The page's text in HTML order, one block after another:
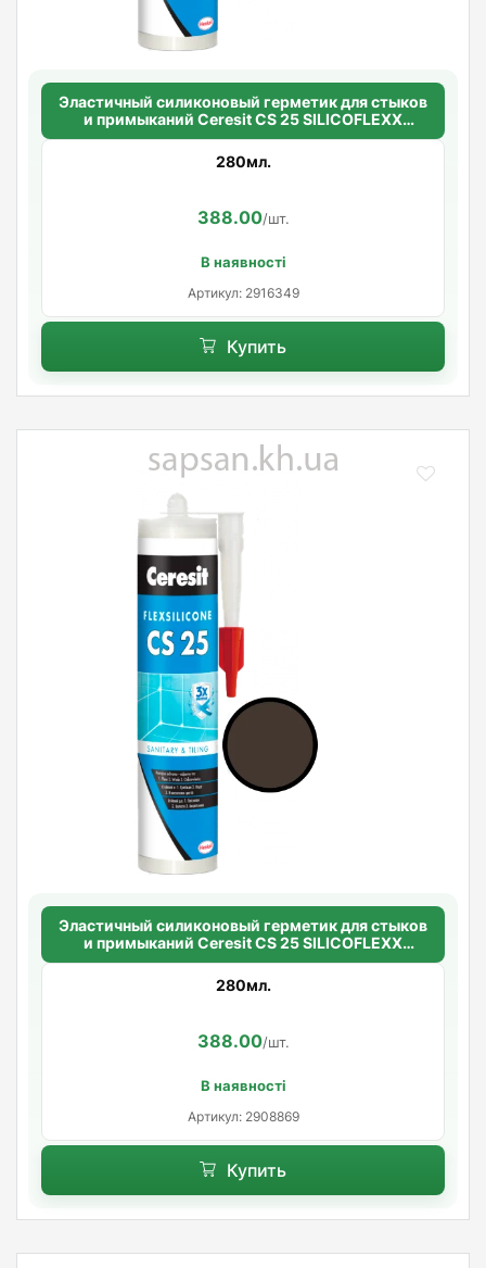
Эластичный силиконовый герметик для стыков
и примыканий Ceresit CS 25 SILICOFLEXX
(графит)
280мл.
388.00/шт.
В наявності
Артикул: 2916349
Купить
Эластичный силиконовый герметик для стыков
и примыканий Ceresit CS 25 SILICOFLEXX
(темно-коричневый)
280мл.
388.00/шт.
В наявності
Артикул: 2908869
Купить